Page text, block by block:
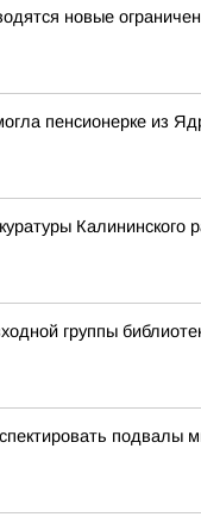
новые
пенсионерке из
группы
подвалы